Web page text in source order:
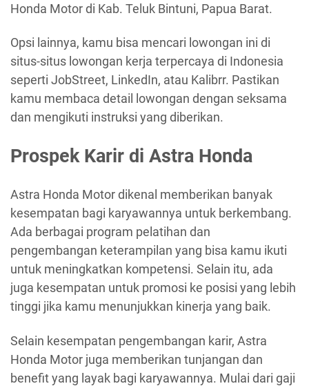
Honda Motor di Kab. Teluk Bintuni, Papua Barat.
Opsi lainnya, kamu bisa mencari lowongan ini di
situs-situs lowongan kerja terpercaya di Indonesia
seperti JobStreet, LinkedIn, atau Kalibrr. Pastikan
kamu membaca detail lowongan dengan seksama
dan mengikuti instruksi yang diberikan.
Prospek Karir di Astra Honda
Astra Honda Motor dikenal memberikan banyak
kesempatan bagi karyawannya untuk berkembang.
Ada berbagai program pelatihan dan
pengembangan keterampilan yang bisa kamu ikuti
untuk meningkatkan kompetensi. Selain itu, ada
juga kesempatan untuk promosi ke posisi yang lebih
tinggi jika kamu menunjukkan kinerja yang baik.
Selain kesempatan pengembangan karir, Astra
Honda Motor juga memberikan tunjangan dan
benefit yang layak bagi karyawannya. Mulai dari gaji